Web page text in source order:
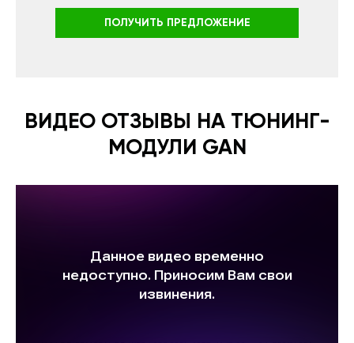
ПОЛУЧИТЬ ПРЕДЛОЖЕНИЕ
ВИДЕО ОТЗЫВЫ НА ТЮНИНГ-
МОДУЛИ GAN